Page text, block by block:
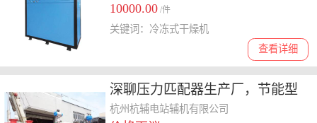
择
10000.00 /件
查看详细
关键词：冷冻式干燥机
深聊压力匹配器生产厂，节能型
压力匹配器制造商哪家性价比高
杭州杭辅电站辅机有限公司